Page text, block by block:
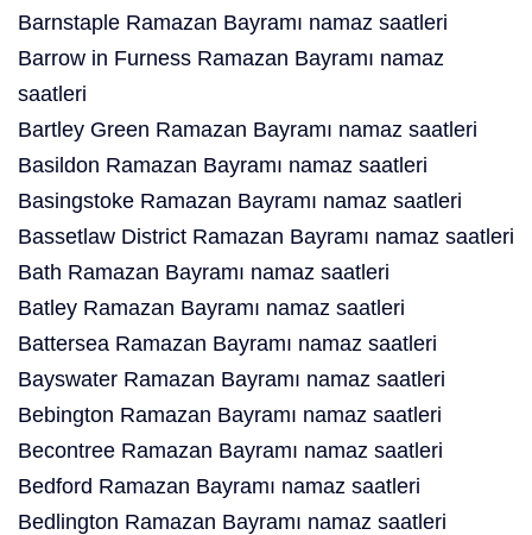
Barnstaple Ramazan Bayramı namaz saatleri
Barrow in Furness Ramazan Bayramı namaz
saatleri
Bartley Green Ramazan Bayramı namaz saatleri
Basildon Ramazan Bayramı namaz saatleri
Basingstoke Ramazan Bayramı namaz saatleri
Bassetlaw District Ramazan Bayramı namaz saatleri
Bath Ramazan Bayramı namaz saatleri
Batley Ramazan Bayramı namaz saatleri
Battersea Ramazan Bayramı namaz saatleri
Bayswater Ramazan Bayramı namaz saatleri
Bebington Ramazan Bayramı namaz saatleri
Becontree Ramazan Bayramı namaz saatleri
Bedford Ramazan Bayramı namaz saatleri
Bedlington Ramazan Bayramı namaz saatleri